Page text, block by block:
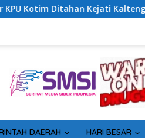
Kejati Kalteng, Rugikan
DAERAH HARI BESAR